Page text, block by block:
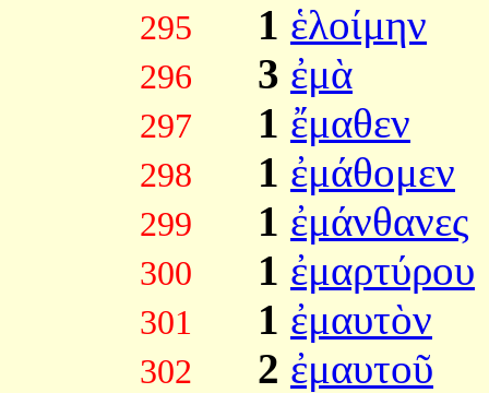
295 1 ἑλοίμην
296 3 ἐμὰ
297 1 ἔμαθεν
298 1 ἐμάθομεν
299 1 ἐμάνθανες
300 1 ἐμαρτύρου
301 1 ἐμαυτὸν
302 2 ἐμαυτοῦ